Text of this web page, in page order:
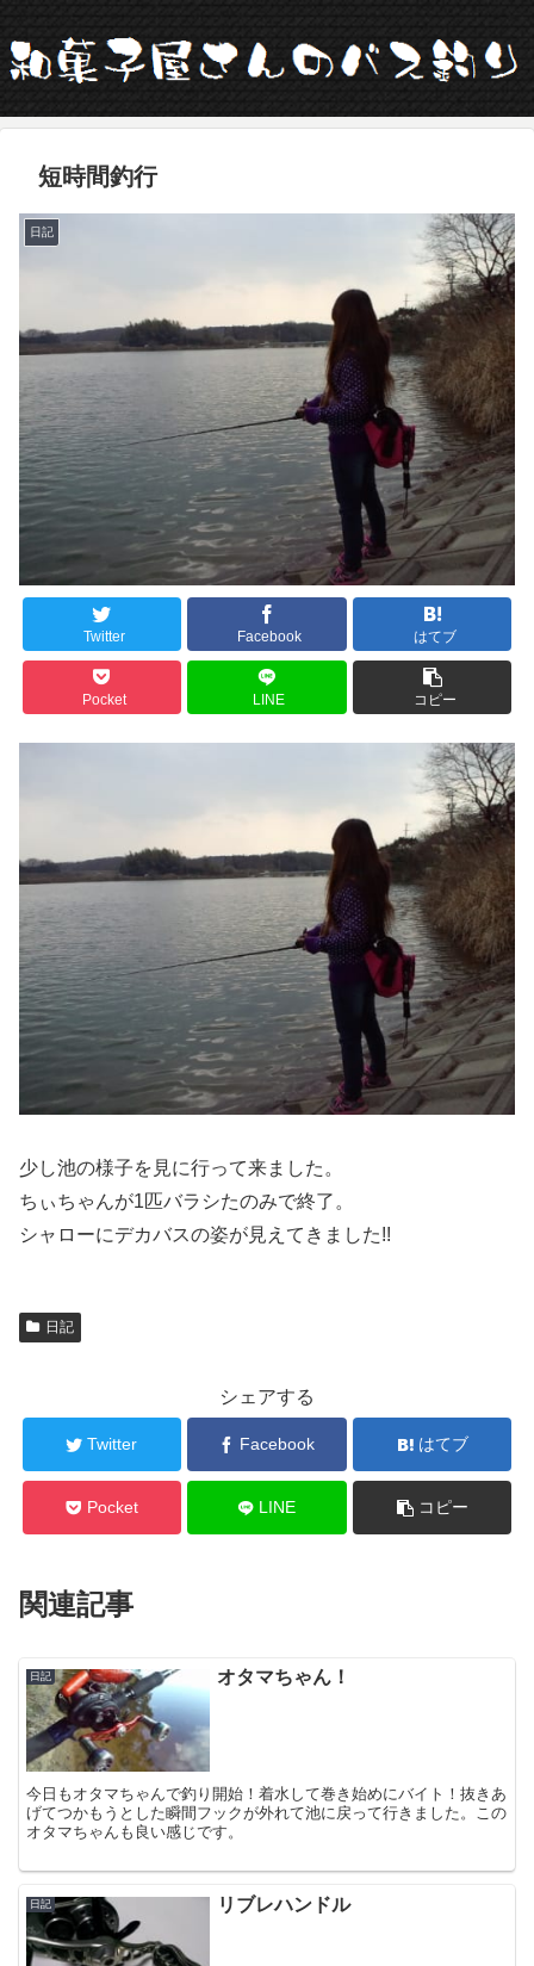
短時間釣行
日記
Twitter Facebook はてブ
Pocket LINE コピー
少し池の様子を見に行って来ました。
ちぃちゃんが1匹バラシたのみで終了。
シャローにデカバスの姿が見えてきました!!
日記
シェアする
Twitter Facebook はてブ
Pocket LINE コピー
関連記事
日記 オタマちゃん！
今日もオタマちゃんで釣り開始！着水して巻き始めにバイト！抜きあ
げてつかもうとした瞬間フックが外れて池に戻って行きました。この
オタマちゃんも良い感じです。
日記 リブレハンドル